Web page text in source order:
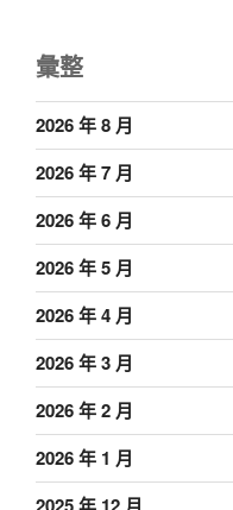
彙整
2026 年 8 月
2026 年 7 月
2026 年 6 月
2026 年 5 月
2026 年 4 月
2026 年 3 月
2026 年 2 月
2026 年 1 月